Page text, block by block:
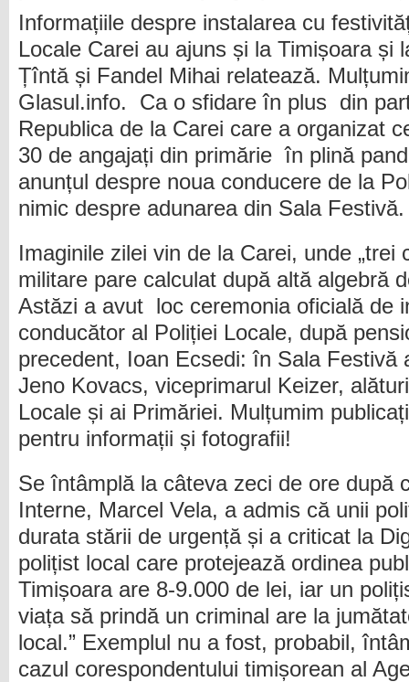
Informațiile despre instalarea cu
Locale Carei au ajuns și la Timișoara și
Țîntă și Fandel Mihai relatează.
Glasul.info. Ca o sfidare în plus din
Republica de la Carei care a organizat
30 de angajați din primărie în plină
anunțul despre noua conducere de la
nimic despre adunarea din Sala Festivă.
Imaginile zilei vin de la Carei, unde „trei
militare pare calculat după altă algebră
Astăzi a avut loc ceremonia oficială de
conducător al Poliției Locale, după
precedent, Ioan Ecsedi: în Sala Festivă
Jeno Kovacs, viceprimarul Keizer,
Locale și ai Primăriei. Mulțumim
pentru informații și fotografii!
Se întâmplă la câteva zeci de ore după
Interne, Marcel Vela, a admis că unii
durata stării de urgență și a criticat la
polițist local care protejează ordinea
Timișoara are 8-9.000 de lei, iar un
viața să prindă un criminal are la
local.” Exemplul nu a fost, probabil,
cazul corespondentului timișorean al